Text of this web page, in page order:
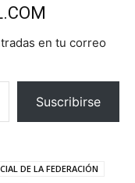
en tu correo
Suscribirse
DE LA FEDERACIÓN